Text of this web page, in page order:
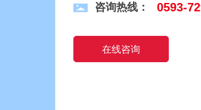
咨询热线： 0593-
在线咨询